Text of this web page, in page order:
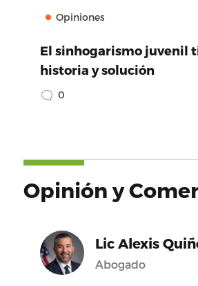
Opiniones
El sinhogarismo juvenil
historia y solución
0
Opinión y
Lic Alexis
Abogado